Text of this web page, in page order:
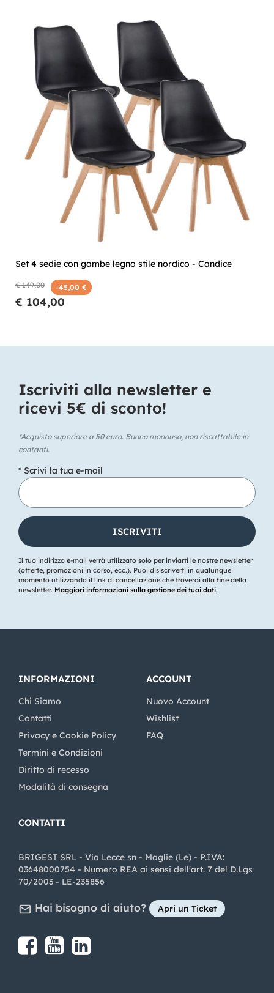
Set 4 sedie con gambe legno stile nordico - Candice
€ 149,00 -45,00 €
€ 104,00
Iscriviti alla newsletter e
ricevi 5€ di sconto!​
*Acquisto superiore a 50 euro. Buono monouso, non riscattabile in
contanti.
* Scrivi la tua e-mail
Il tuo indirizzo e-mail verrà utilizzato solo per inviarti le nostre newsletter
(offerte, promozioni in corso, ecc.). Puoi disiscriverti in qualunque
momento utilizzando il link di cancellazione che troverai alla fine della
newsletter. Maggiori informazioni sulla gestione dei tuoi dati.
INFORMAZIONI
Chi Siamo
Contatti
Privacy e Cookie Policy
Termini e Condizioni
Diritto di recesso
Modalità di consegna
ACCOUNT
Nuovo Account
Wishlist
FAQ
CONTATTI
BRIGEST SRL - Via Lecce sn - Maglie (Le) - P.IVA:
03648000754 - Numero REA ai sensi dell'art. 7 del D.Lgs
70/2003 - LE-235856
Hai bisogno di aiuto? Apri un Ticket
Share on Facebook
Share on youtube